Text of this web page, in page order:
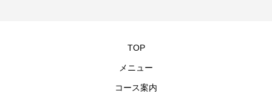
TOP
メニュー
コース案内